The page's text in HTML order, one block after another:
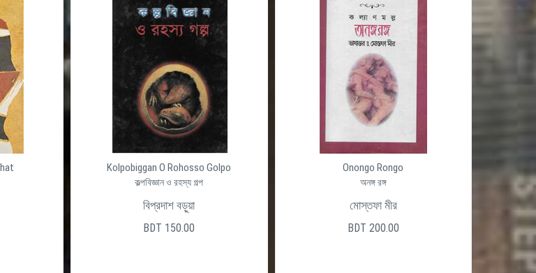
Kolpobiggan O Rohosso Golpo
কল্পবিজ্ঞান ও রহস্য গল্প
বিপ্রদাশ বড়ুয়া
BDT 150.00
Onongo Rongo
অনঙ্গ রঙ্গ
মোস্তফা মীর
BDT 200.00